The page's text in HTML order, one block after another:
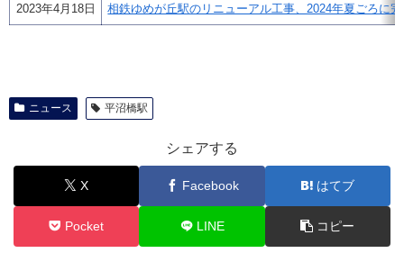
2023年4月18日 相鉄ゆめが丘駅のリニューアル工事、2024年夏ごろに
ニュース 平沼橋駅
シェアする
X Facebook はてブ
Pocket LINE コピー